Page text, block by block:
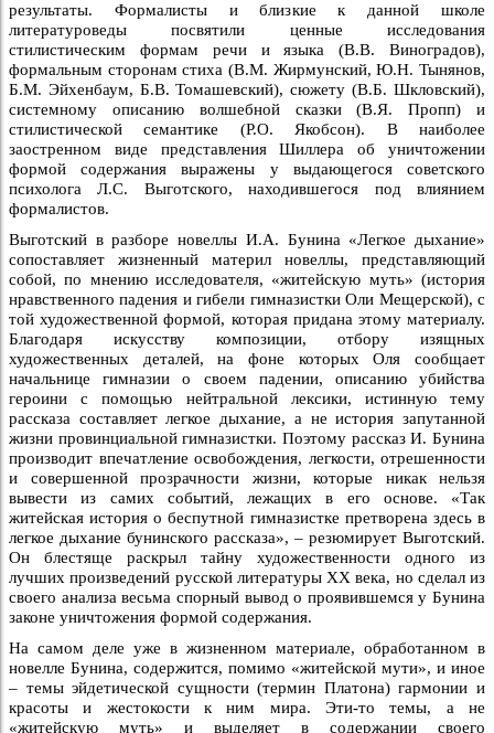
результаты. Формалисты и близкие к данной школе
литературоведы посвятили ценные исследования
стилистическим формам речи и языка (В.В. Виноградов),
формальным сторонам стиха (В.М. Жирмунский, Ю.Н. Тынянов,
Б.М. Эйхенбаум, Б.В. Томашевский), сюжету (В.Б. Шкловский),
системному описанию волшебной сказки (В.Я. Пропп) и
стилистической семантике (Р.О. Якобсон). В наиболее
заостренном виде представления Шиллера об уничтожении
формой содержания выражены у выдающегося советского
психолога Л.С. Выготского, находившегося под влиянием
формалистов.
Выготский в разборе новеллы И.А. Бунина «Легкое дыхание»
сопоставляет жизненный материл новеллы, представляющий
собой, по мнению исследователя, «житейскую муть» (история
нравственного падения и гибели гимназистки Оли Мещерской), с
той художественной формой, которая придана этому материалу.
Благодаря искусству композиции, отбору изящных
художественных деталей, на фоне которых Оля сообщает
начальнице гимназии о своем падении, описанию убийства
героини с помощью нейтральной лексики, истинную тему
рассказа составляет легкое дыхание, а не история запутанной
жизни провинциальной гимназистки. Поэтому рассказ И. Бунина
производит впечатление освобождения, легкости, отрешенности
и совершенной прозрачности жизни, которые никак нельзя
вывести из самих событий, лежащих в его основе. «Так
житейская история о беспутной гимназистке претворена здесь в
легкое дыхание бунинского рассказа», – резюмирует Выготский.
Он блестяще раскрыл тайну художественности одного из
лучших произведений русской литературы ХХ века, но сделал из
своего анализа весьма спорный вывод о проявившемся у Бунина
законе уничтожения формой содержания.
На самом деле уже в жизненном материале, обработанном в
новелле Бунина, содержится, помимо «житейской мути», и иное
– темы эйдетической сущности (термин Платона) гармонии и
красоты и жестокости к ним мира. Эти-то темы, а не
«житейскую муть» и выделяет в содержании своего